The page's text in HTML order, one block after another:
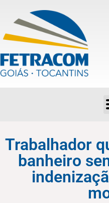
Trabalhador
banheiro